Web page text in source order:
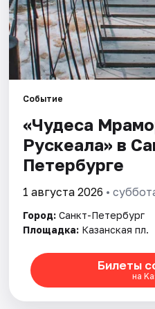
Событие
«Чудеса
Рускеала» в
Петербурге
1 августа 2026 •
Город: Санкт-Петербург
Площадка: Казанская пл.
Билеты
на